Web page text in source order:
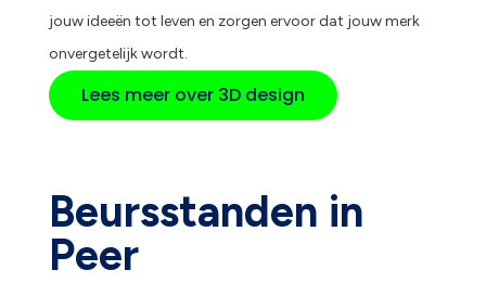
jouw ideeën tot leven en zorgen ervoor dat jouw merk
onvergetelijk wordt.
Lees meer over 3D design
Beursstanden in
Peer